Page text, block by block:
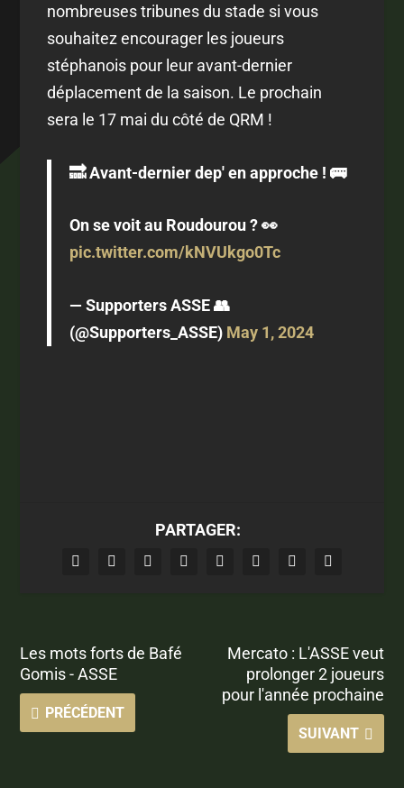
nombreuses tribunes du stade si vous
souhaitez encourager les joueurs
stéphanois pour leur avant-dernier
déplacement de la saison. Le prochain
sera le 17 mai du côté de QRM !
🔜 Avant-dernier dep' en approche ! 🚌
On se voit au Roudourou ? 👀
pic.twitter.com/kNVUkgo0Tc
— Supporters ASSE 👥
(@Supporters_ASSE) May 1, 2024
PARTAGER:
Les mots forts de Bafé
Gomis - ASSE
PRÉCÉDENT
Mercato : L'ASSE veut
prolonger 2 joueurs
pour l'année prochaine
SUIVANT